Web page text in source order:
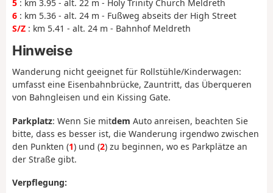
5 : km 3.95 - alt. 22 m - Holy Trinity Church Meldreth
6 : km 5.36 - alt. 24 m - Fußweg abseits der High Street
S/Z : km 5.41 - alt. 24 m - Bahnhof Meldreth
Hinweise
Wanderung nicht geeignet für Rollstühle/Kinderwagen:
umfasst eine Eisenbahnbrücke, Zauntritt, das Überqueren
von Bahngleisen und ein Kissing Gate.
Parkplatz: Wenn Sie mitdem Auto anreisen, beachten Sie
bitte, dass es besser ist, die Wanderung irgendwo zwischen
den Punkten (1) und (2) zu beginnen, wo es Parkplätze an
der Straße gibt.
Verpflegung: